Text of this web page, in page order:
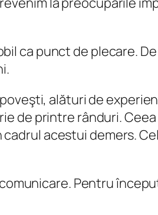
ca punct de plecare.
alături de
de printre rânduri. Ceea
acestui demers.
Pentru